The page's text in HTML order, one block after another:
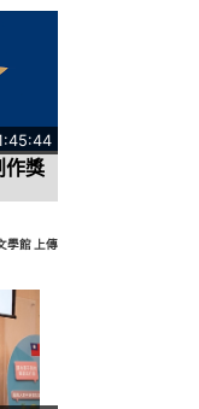
作獎
學館 上傳